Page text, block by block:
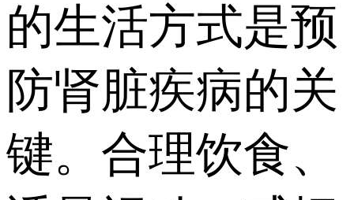
的生活方式是预
防肾脏疾病的关
键。合理饮食、